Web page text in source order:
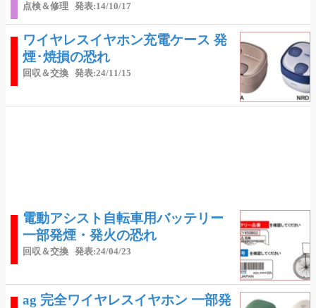
点検＆修理 発表:14/10/17
ワイヤレスイヤホン充電ケース 発
煙･焼損の恐れ
回収＆交換 発表:24/11/15
電動アシスト自転車用バッテリー
一部発煙・発火の恐れ
回収＆交換 発表:24/04/23
ag 完全ワイヤレスイヤホン 一部発